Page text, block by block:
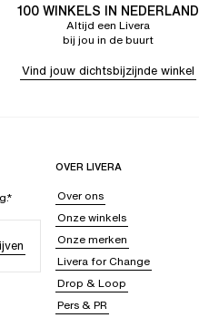
100 WINKELS IN NEDERLAND
Altijd een Livera
bij jou in de buurt
Vind jouw dichtsbijzijnde winkel
OVER LIVERA
Over ons
Onze winkels
Onze merken
Livera for Change
Drop & Loop
Pers & PR